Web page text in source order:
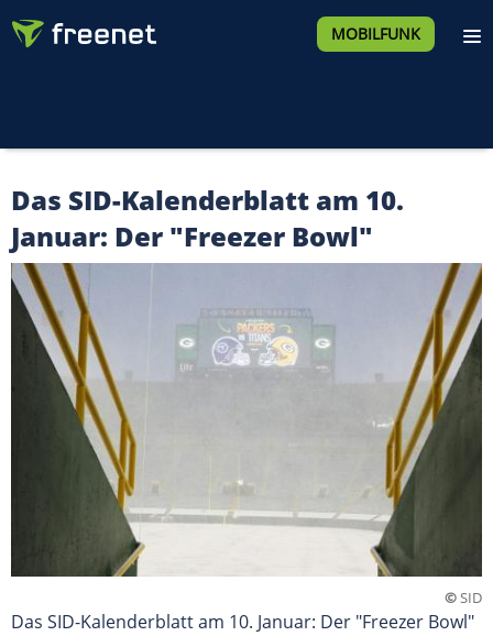
MOBILFUNK
Das SID-Kalenderblatt am 10.
Januar: Der "Freezer Bowl"
©SID
Das SID-Kalenderblatt am 10. Januar: Der "Freezer Bowl"